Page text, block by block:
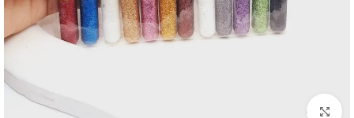
بزرگنمایی تصویر